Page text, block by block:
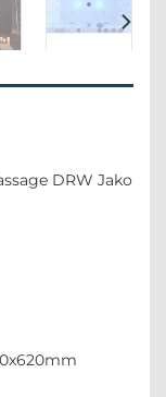
DRW Jako